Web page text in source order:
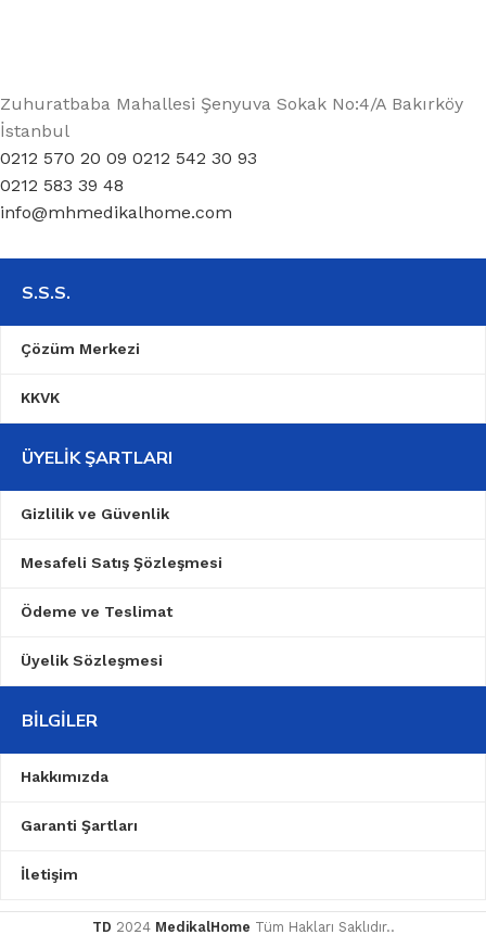
Zuhuratbaba Mahallesi Şenyuva Sokak No:4/A Bakırköy
İstanbul
0212 570 20 09 0212 542 30 93
0212 583 39 48
info@mhmedikalhome.com
S.S.S.
Çözüm Merkezi
KKVK
ÜYELIK ŞARTLARI
Gizlilik ve Güvenlik
Mesafeli Satış Şözleşmesi
Ödeme ve Teslimat
Üyelik Sözleşmesi
BILGILER
Hakkımızda
Garanti Şartları
İletişim
TD 2024 MedikalHome Tüm Hakları Saklıdır..